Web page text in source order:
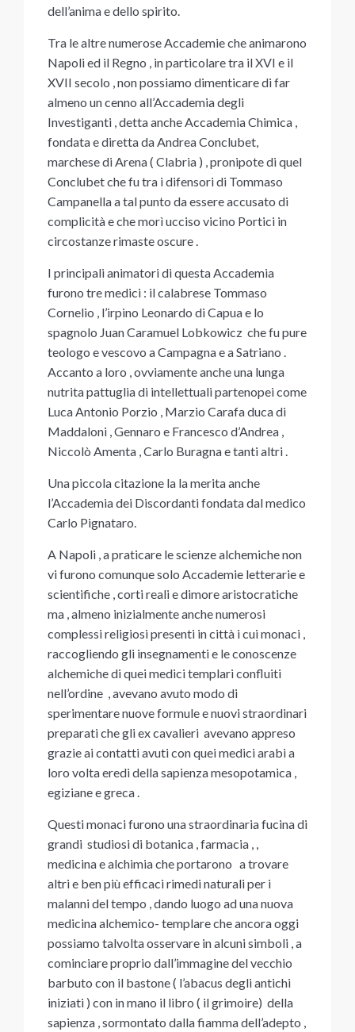
dell’anima e dello spirito.
Tra le altre numerose Accademie che animarono
Napoli ed il Regno , in particolare tra il XVI e il
XVII secolo , non possiamo dimenticare di far
almeno un cenno all’Accademia degli
Investiganti , detta anche Accademia Chimica ,
fondata e diretta da Andrea Conclubet,
marchese di Arena ( Clabria ) , pronipote di quel
Conclubet che fu tra i difensori di Tommaso
Campanella a tal punto da essere accusato di
complicità e che morì ucciso vicino Portici in
circostanze rimaste oscure .
I principali animatori di questa Accademia
furono tre medici : il calabrese Tommaso
Cornelio , l’irpino Leonardo di Capua e lo
spagnolo Juan Caramuel Lobkowicz che fu pure
teologo e vescovo a Campagna e a Satriano .
Accanto a loro , ovviamente anche una lunga
nutrita pattuglia di intellettuali partenopei come
Luca Antonio Porzio , Marzio Carafa duca di
Maddaloni , Gennaro e Francesco d’Andrea ,
Niccolò Amenta , Carlo Buragna e tanti altri .
Una piccola citazione la la merita anche
l’Accademia dei Discordanti fondata dal medico
Carlo Pignataro.
A Napoli , a praticare le scienze alchemiche non
vi furono comunque solo Accademie letterarie e
scientifiche , corti reali e dimore aristocratiche
ma , almeno inizialmente anche numerosi
complessi religiosi presenti in città i cui monaci ,
raccogliendo gli insegnamenti e le conoscenze
alchemiche di quei medici templari confluiti
nell’ordine , avevano avuto modo di
sperimentare nuove formule e nuovi straordinari
preparati che gli ex cavalieri avevano appreso
grazie ai contatti avuti con quei medici arabi a
loro volta eredi della sapienza mesopotamica ,
egiziane e greca .
Questi monaci furono una straordinaria fucina di
grandi studiosi di botanica , farmacia , ,
medicina e alchimia che portarono a trovare
altri e ben più efficaci rimedi naturali per i
malanni del tempo , dando luogo ad una nuova
medicina alchemico- templare che ancora oggi
possiamo talvolta osservare in alcuni simboli , a
cominciare proprio dall’immagine del vecchio
barbuto con il bastone ( l’abacus degli antichi
iniziati ) con in mano il libro ( il grimoire) della
sapienza , sormontato dalla fiamma dell’adepto ,